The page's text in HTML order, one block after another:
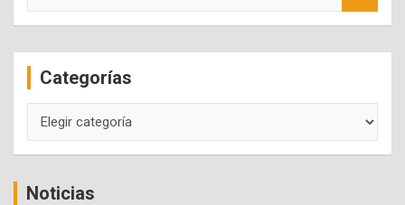
c
Categorías
Noticias